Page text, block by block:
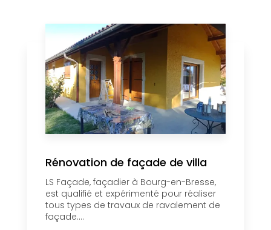
Rénovation de façade de villa
LS Façade, façadier à Bourg-en-Bresse,
est qualifié et expérimenté pour réaliser
tous types de travaux de ravalement de
façade....